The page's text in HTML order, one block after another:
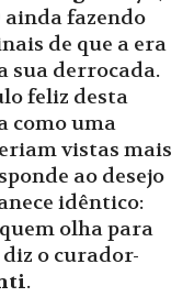
ainda fazendo
de que a era
sua derrocada.
feliz desta
como uma
vistas mais
ao desejo
idêntico:
olha para
o curador-
.